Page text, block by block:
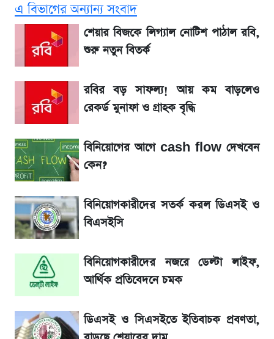
Redmi K80 নিয়ে আপডেট
বাংলাদেশ নিয়ে যা বললেন সজীব ওয়াজেদ জয়
সাকিবের বাড়িতে হামলা নিয়ে মুখ খুললেন দিলীপ
ঘোষ
লিটনকে নিয়ে টিম ম্যানেজমেন্টের নতুন পরিকল্পনা
জেনে নিন আজকের সোনা ও রুপার সর্বশেষ দাম
আগামীকালই স্পষ্ট হবে এসএসসি ফল প্রকাশের
তারিখ
তাপমাত্রা নিয়ে নতুন পূর্বাভাস দিল আবহাওয়া অফিস
৬ আগস্ট দেশের বাজারে স্বর্ণের দাম
এ বিভাগের অন্যান্য সংবাদ
শেয়ার বিজকে লিগ্যাল নোটিশ পাঠাল রবি,
শুরু নতুন বিতর্ক
রবির বড় সাফল্য! আয় কম বাড়লেও
রেকর্ড মুনাফা ও গ্রাহক বৃদ্ধি
বিনিয়োগের আগে cash flow দেখবেন
কেন?
বিনিয়োগকারীদের সতর্ক করল ডিএসই ও
বিএসইসি
বিনিয়োগকারীদের নজরে ডেল্টা লাইফ,
আর্থিক প্রতিবেদনে চমক
ডিএসই ও সিএসইতে ইতিবাচক প্রবণতা,